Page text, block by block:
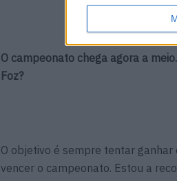
O campeonato chega agora a
Foz?
O objetivo é sempre tentar
vencer o campeonato. Estou a